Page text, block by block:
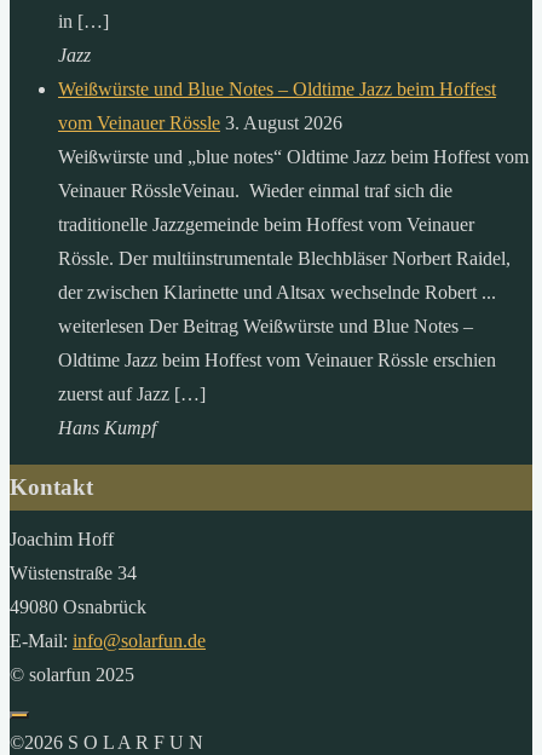
in […]
Jazz
Weißwürste und Blue Notes – Oldtime Jazz beim Hoffest
vom Veinauer Rössle 3. August 2026
Weißwürste und „blue notes“ Oldtime Jazz beim Hoffest vom
Veinauer RössleVeinau. Wieder einmal traf sich die
traditionelle Jazzgemeinde beim Hoffest vom Veinauer
Rössle. Der multiinstrumentale Blechbläser Norbert Raidel,
der zwischen Klarinette und Altsax wechselnde Robert ...
weiterlesen Der Beitrag Weißwürste und Blue Notes –
Oldtime Jazz beim Hoffest vom Veinauer Rössle erschien
zuerst auf Jazz […]
Hans Kumpf
Kontakt
Joachim Hoff
Wüstenstraße 34
49080 Osnabrück
E-Mail: info@solarfun.de
© solarfun 2025
©2026 S O L A R F U N